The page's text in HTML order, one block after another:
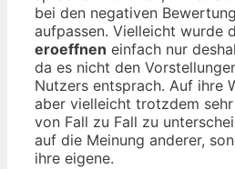
bei den negativen
aufpassen. Vielleicht wurde
eroeffnen einfach nur
da es nicht den
Nutzers entsprach. Auf ihre
aber vielleicht trotzdem
von Fall zu Fall zu
auf die Meinung anderer,
ihre eigene.